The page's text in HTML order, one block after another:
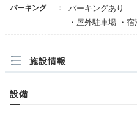
パーキング
パーキングあり
・屋外駐車場 ・
施設情報
設備